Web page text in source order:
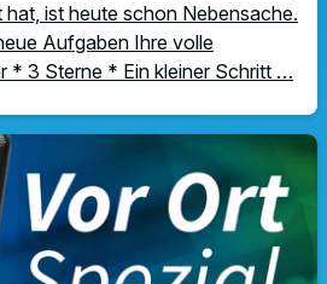
ist heute schon Nebensache.
Aufgaben Ihre volle
* 3 Sterne * Ein kleiner Schritt …